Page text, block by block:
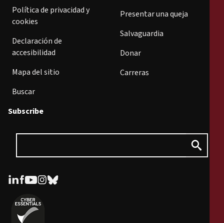
Política de privacidad y
cookies
Declaración de
accesibilidad
Mapa del sitio
Buscar
Presentar una queja
Salvaguardia
Donar
Carreras
Subscribe